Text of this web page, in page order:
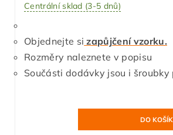
Centrální sklad (3-5 dnů)
Objednejte si zapůjčení vzorku.
Rozměry naleznete v popisu
Součásti dodávky jsou i šroubky